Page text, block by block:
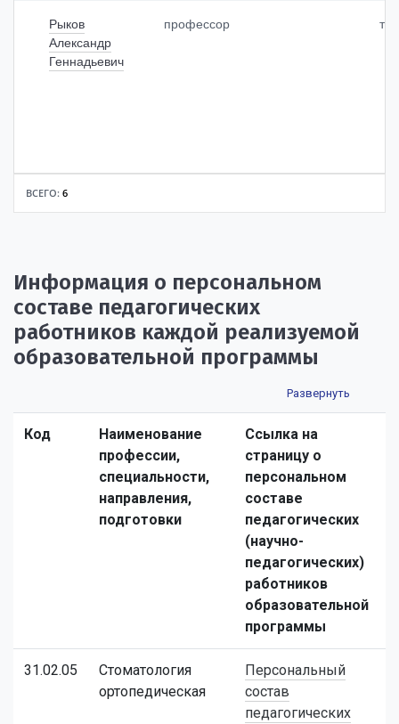
Рыков
Александр
Геннадьевич
профессор
ВСЕГО: 6
Информация о персональном
составе педагогических
работников каждой реализуемой
образовательной программы
Код
Наименование
профессии,
специальности,
направления,
подготовки
Ссылка на
страницу о
персональном
составе
педагогических
(научно-
педагогических)
работников
образовательной
программы
31.02.05
Стоматология
ортопедическая
Персональный
состав
педагогических